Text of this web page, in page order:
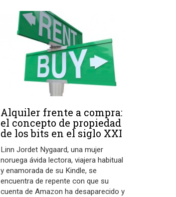
Alquiler frente a compra:
el concepto de propiedad
de los bits en el siglo XXI
Linn Jordet Nygaard, una mujer
noruega ávida lectora, viajera habitual
y enamorada de su Kindle, se
encuentra de repente con que su
cuenta de Amazon ha desaparecido y